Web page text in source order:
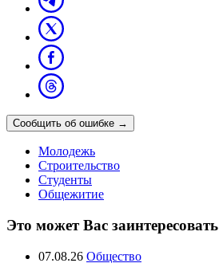
Сообщить об ошибке →
Молодежь
Строительство
Студенты
Общежитие
Это может Вас заинтересовать
07.08.26 Общество